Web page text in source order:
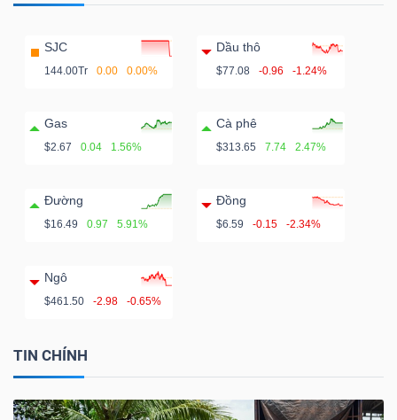
SJC
144.00Tr 0.00 0.00%
Dầu thô
$77.08 -0.96 -1.24%
Gas
$2.67 0.04 1.56%
Cà phê
$313.65 7.74 2.47%
Đường
$16.49 0.97 5.91%
Đồng
$6.59 -0.15 -2.34%
Ngô
$461.50 -2.98 -0.65%
TIN CHÍNH